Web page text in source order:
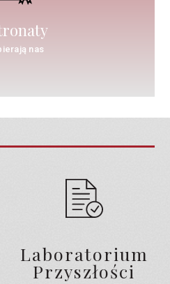
nas
Laboratorium
Przyszłości